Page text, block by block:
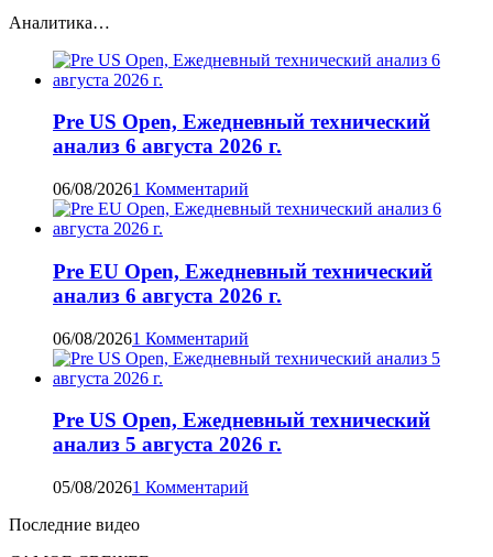
Аналитика…
Pre US Open, Ежедневный технический
анализ 6 августа 2026 г.
06/08/20261 Комментарий
Pre EU Open, Ежедневный технический
анализ 6 августа 2026 г.
06/08/20261 Комментарий
Pre US Open, Ежедневный технический
анализ 5 августа 2026 г.
05/08/20261 Комментарий
Последние видео